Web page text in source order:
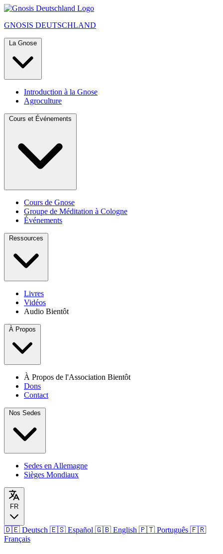
GNOSIS DEUTSCHLAND
La Gnose
Introduction à la Gnose
Agroculture
Cours et Événements
Cours de Gnose
Groupe de Méditation à Cologne
Événements
Ressources
Livres
Vidéos
Audio Bientôt
À Propos
À Propos de l'Association Bientôt
Dons
Contact
Nos Sedes
Sedes en Allemagne
Sièges Mondiaux
FR
🇩🇪 Deutsch 🇪🇸 Español 🇬🇧 English 🇵🇹 Português 🇫🇷
Français